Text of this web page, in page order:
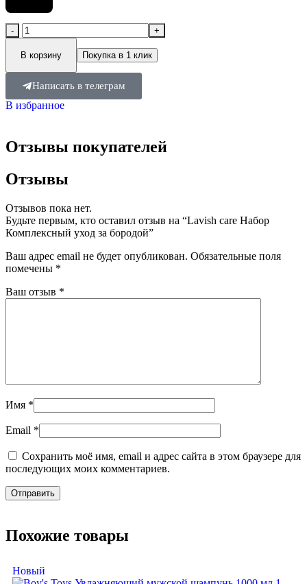
В корзину Покупка в 1 клик
Написать в телеграм
В избранное
Отзывы покупателей
Отзывы
Отзывов пока нет.
Будьте первым, кто оставил отзыв на “Lavish care Набор
Комплексный уход за бородой”
Ваш адрес email не будет опубликован. Обязательные поля
помечены *
Ваш отзыв *
Имя *
Email *
Сохранить моё имя, email и адрес сайта в этом браузере для
последующих моих комментариев.
Похожие товары
Новый